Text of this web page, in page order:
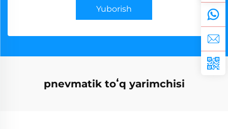
Yuborish
pnevmatik toʻq yarimchisi